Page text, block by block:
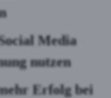
Media
nutzen
Erfolg bei